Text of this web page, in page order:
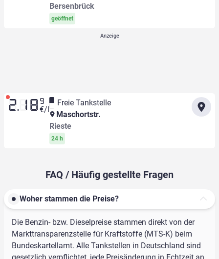
Bersenbrück
geöffnet
2.18 9
€/l
Freie Tankstelle
Maschortstr.
Rieste
24 h
FAQ / Häufig gestellte Fragen
Woher stammen die Preise?
Die Benzin- bzw. Dieselpreise stammen direkt von der
Markttransparenzstelle für Kraftstoffe (MTS-K) beim
Bundeskartellamt. Alle Tankstellen in Deutschland sind